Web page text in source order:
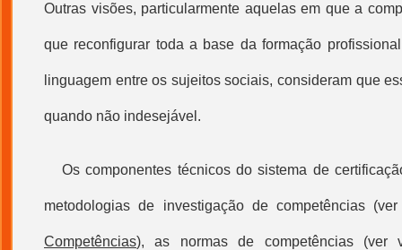
Outras visões, particularmente aquelas em que a
que reconfigurar toda a base da formação
linguagem entre os sujeitos sociais, consideram que
quando não indesejável.
Os componentes técnicos do sistema de
metodologias de investigação de competências
Competências), as normas de competências (ver